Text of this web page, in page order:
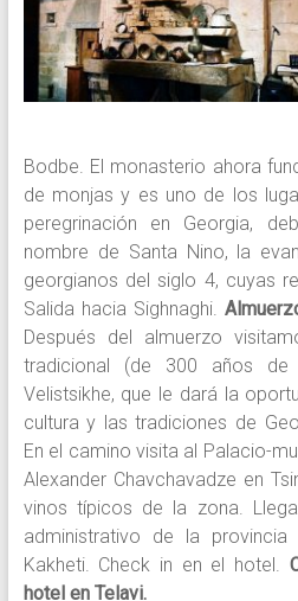
Bodbe. El monasterio ahora
de monjas y es uno de los
peregrinación en Georgia,
nombre de Santa Nino, la
georgianos del siglo 4, cuyas
Salida hacia Sighnaghi.
Después del almuerzo
tradicional (de 300 años de
Velistsikhe, que le dará la
cultura y las tradiciones de
En el camino visita al Palacio-
Alexander Chavchavadze en
vinos típicos de la zona.
administrativo de la
Kakheti. Check in en el hotel.
hotel en Telavi.